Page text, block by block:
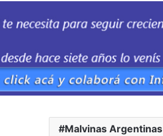
Malvinas Argentinas